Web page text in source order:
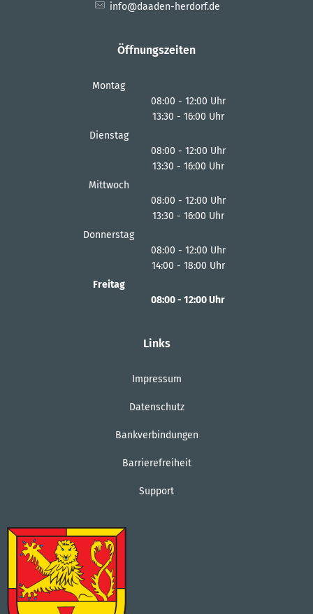
info@daaden-herdorf.de
Öffnungszeiten
Montag
08:00 - 12:00 Uhr
Von 08:00 bis 12:00 Uhr
13:30 - 16:00 Uhr
Dienstag
08:00 - 12:00 Uhr
Von 08:00 bis 12:00 Uhr
13:30 - 16:00 Uhr
Mittwoch
08:00 - 12:00 Uhr
Von 08:00 bis 12:00 Uhr
13:30 - 16:00 Uhr
Donnerstag
08:00 - 12:00 Uhr
Von 08:00 bis 12:00 Uhr
14:00 - 18:00 Uhr
Freitag
08:00- 12:00Uhr
Links
Impressum
Datenschutz
Bankverbindungen
Barrierefreiheit
Support